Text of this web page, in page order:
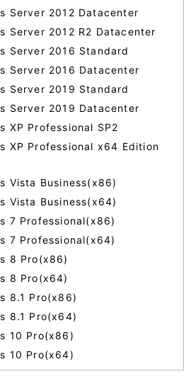
Server 2012 Datacenter
Server 2012 R2 Datacenter
Server 2016 Standard
Server 2016 Datacenter
Server 2019 Standard
Server 2019 Datacenter
XP Professional SP2
XP Professional x64 Edition
Vista Business(x86)
Vista Business(x64)
7 Professional(x86)
7 Professional(x64)
8 Pro(x86)
8 Pro(x64)
8.1 Pro(x86)
8.1 Pro(x64)
10 Pro(x86)
10 Pro(x64)